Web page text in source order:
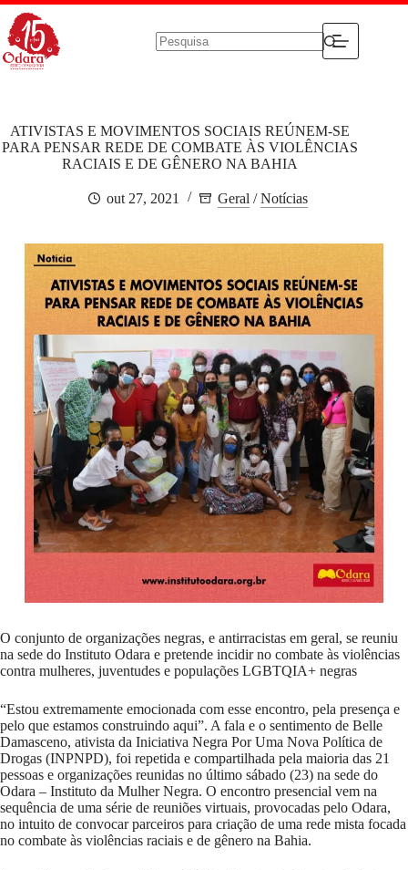
Pular
para
conteúdo
ATIVISTAS E MOVIMENTOS SOCIAIS REÚNEM-SE
PARA PENSAR REDE DE COMBATE ÀS VIOLÊNCIAS
RACIAIS E DE GÊNERO NA BAHIA
out 27, 2021 Geral /Notícias
O conjunto de organizações negras, e antirracistas em geral, se reuniu
na sede do Instituto Odara e pretende incidir no combate às violências
contra mulheres, juventudes e populações LGBTQIA+ negras
“Estou extremamente emocionada com esse encontro, pela presença e
pelo que estamos construindo aqui”. A fala e o sentimento de Belle
Damasceno, ativista da Iniciativa Negra Por Uma Nova Política de
Drogas (INPNPD), foi repetida e compartilhada pela maioria das 21
pessoas e organizações reunidas no último sábado (23) na sede do
Odara – Instituto da Mulher Negra. O encontro presencial vem na
sequência de uma série de reuniões virtuais, provocadas pelo Odara,
no intuito de convocar parceiros para criação de uma rede mista focada
no combate às violências raciais e de gênero na Bahia.